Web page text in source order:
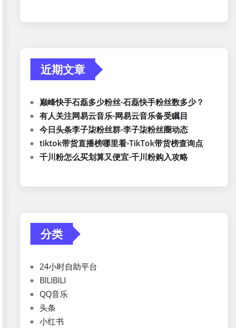
近期文章
巅峰快手石磊多少粉丝-石磊快手粉丝数多少？
有人关注网易云音乐-网易云音乐备受瞩目
今日头条李子柒粉丝群-李子柒粉丝圈动态
tiktok带货直播榜哪里看-TikTok带货榜查询点
千川粉怎么买划算又便宜-千川粉购入攻略
分类
24小时自助平台
BILIBILI
QQ音乐
头条
小红书